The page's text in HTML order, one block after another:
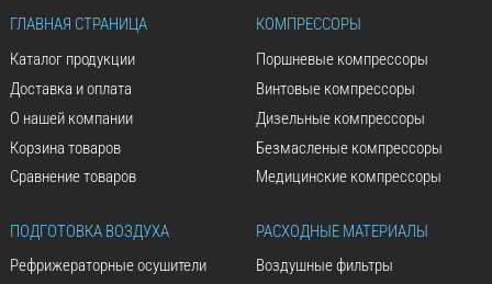
ГЛАВНАЯ СТРАНИЦА
Каталог продукции
Доставка и оплата
О нашей компании
Корзина товаров
Сравнение товаров
КОМПРЕССОРЫ
Поршневые компрессоры
Винтовые компрессоры
Дизельные компрессоры
Безмасленые компрессоры
Медицинские компрессоры
ПОДГОТОВКА ВОЗДУХА
Рефрижераторные осушители
РАСХОДНЫЕ МАТЕРИАЛЫ
Воздушные фильтры